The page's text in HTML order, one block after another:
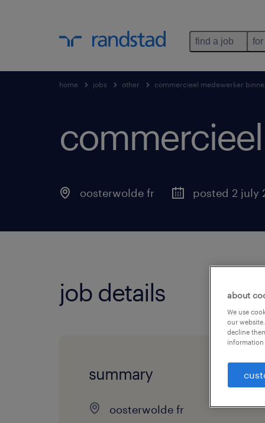
find a job
home jobs other commercieel medewerker
oosterwolde fr posted 2 july
job details
summary
oosterwolde fr
about
We use
our
decline
information